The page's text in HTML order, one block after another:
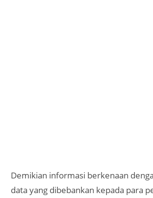
Demikian informasi berkenaan
data yang dibebankan kepada para